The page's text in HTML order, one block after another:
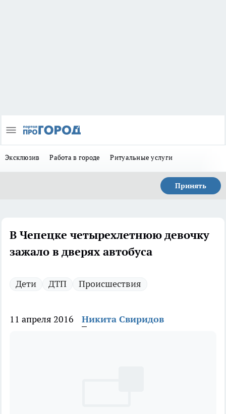
Эксклюзив Работа в городе Ритуальные услуги
Принять
В Чепецке четырехлетнюю девочку
зажало в дверях автобуса
Дети ДТП Происшествия
11 апреля 2016 Никита Свиридов